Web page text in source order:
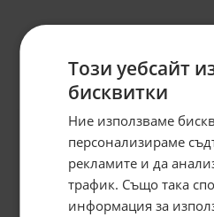
Този уебсайт
бисквитки
Ние използваме
персонализираме
рекламите и да
трафик. Също така
информация за